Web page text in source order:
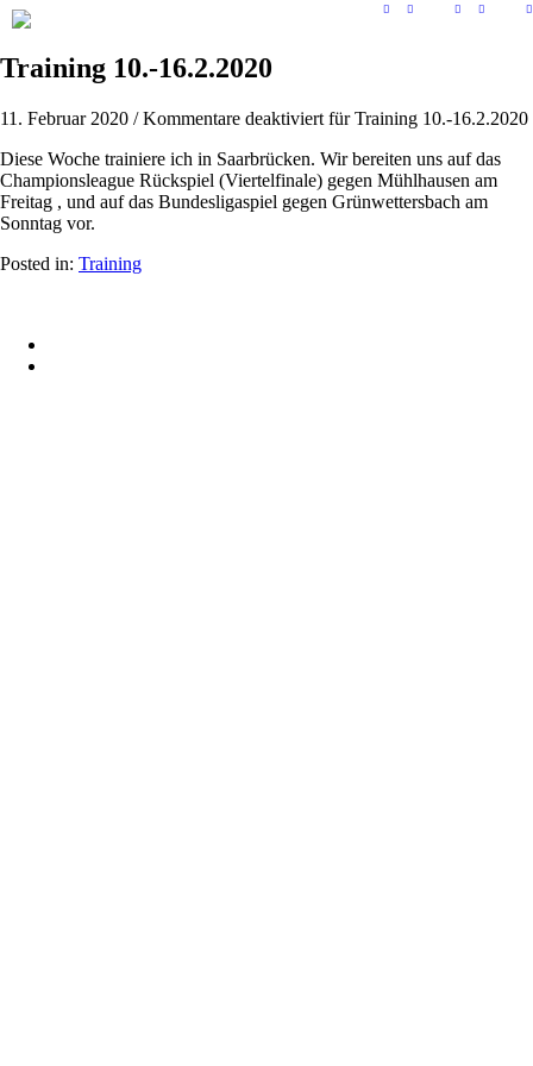
Training 10.-16.2.2020
11. Februar 2020 /Kommentare deaktiviert für Training 10.-16.2.2020
Diese Woche trainiere ich in Saarbrücken. Wir bereiten uns auf das
Championsleague Rückspiel (Viertelfinale) gegen Mühlhausen am
Freitag , und auf das Bundesligaspiel gegen Grünwettersbach am
Sonntag vor.
Posted in: Training